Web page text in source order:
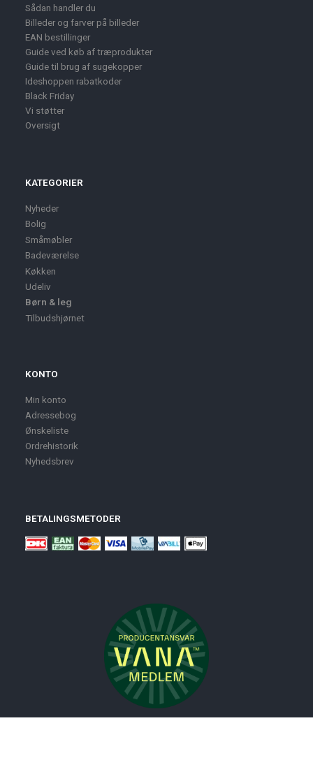
Sådan handler du
Billeder og farver på billeder
EAN bestillinger
Guide ved køb af træprodukter
Guide til brug af sugekopper
Ideshoppen rabatkoder
Black Friday
Vi støtter
Oversigt
KATEGORIER
Nyheder
Bolig
Småmøbler
Badeværelse
Køkken
Udeliv
Børn & leg
Tilbudshjørnet
KONTO
Min konto
Adressebog
Ønskeliste
Ordrehistorik
Nyhedsbrev
BETALINGSMETODER